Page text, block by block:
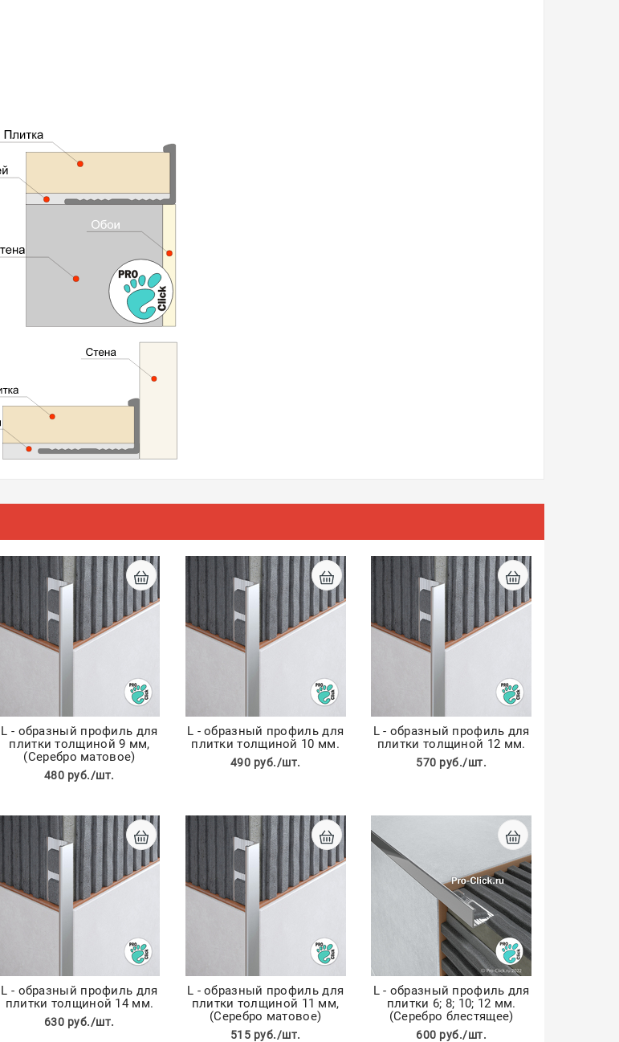
L - образный профиль для
плитки толщиной 9 мм,
(Серебро матовое)
480 руб./шт.
L - образный профиль для
плитки толщиной 10 мм.
490 руб./шт.
L - образный профиль для
плитки толщиной 12 мм.
570 руб./шт.
L - образный профиль для
плитки толщиной 14 мм.
630 руб./шт.
L - образный профиль для
плитки толщиной 11 мм,
(Серебро матовое)
515 руб./шт.
L - образный профиль для
плитки 6; 8; 10; 12 мм.
(Серебро блестящее)
600 руб./шт.